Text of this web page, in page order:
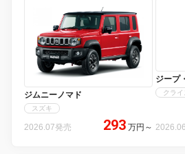
ジムニーノマド
スズキ
2026.07発売 293 万円 ～
ジープ
クラ